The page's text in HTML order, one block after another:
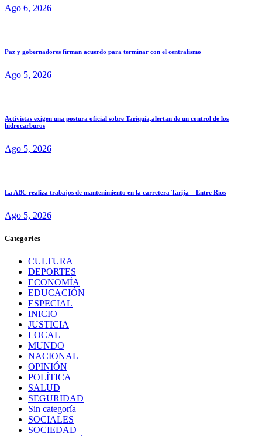
Ago 6, 2026
Paz y gobernadores firman acuerdo para terminar con el centralismo
Ago 5, 2026
Activistas exigen una postura oficial sobre Tariquía,alertan de un control de los
hidrocarburos
Ago 5, 2026
La ABC realiza trabajos de mantenimiento en la carretera Tarija – Entre Ríos
Ago 5, 2026
Categories
CULTURA
DEPORTES
ECONOMÍA
EDUCACIÓN
ESPECIAL
INICIO
JUSTICIA
LOCAL
MUNDO
NACIONAL
OPINIÓN
POLÍTICA
SALUD
SEGURIDAD
Sin categoría
SOCIALES
SOCIEDAD